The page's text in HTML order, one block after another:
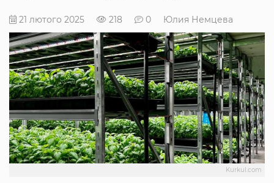
21 лютого 2025 218 0 Юлия Немцева
Kurkul.com